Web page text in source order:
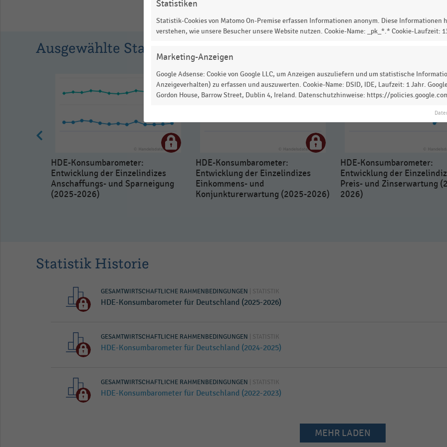
Ausgewählte Statistiken
HDE-Konsumbarometer:
Entwicklung der Einzelindizes
Anschaffungs- und Sparneigung
(2025-2026)
HDE-Konsumbarometer:
Entwicklung der Einzelindizes
Einkommens- und
Konjunkturerwartung (2025-2026)
HDE-Konsumbarometer:
Entwicklung der
Preis- und Zinserwartung
2026)
Statistik Historie
GESAMTWIRTSCHAFTLICHE RAHMENBEDINGUNGEN | STATISTIK
HDE-Konsumbarometer für Deutschland (2025-2026)
GESAMTWIRTSCHAFTLICHE RAHMENBEDINGUNGEN | STATISTIK
HDE-Konsumbarometer für Deutschland (2024-2025)
GESAMTWIRTSCHAFTLICHE RAHMENBEDINGUNGEN | STATISTIK
HDE-Konsumbarometer für Deutschland (2022-2023)
MEHR LADEN
Statistiken
Statistik-Cookies von Matomo On-Premise erfassen Informationen anonym. Diese Informationen
verstehen, wie unsere Besucher unsere Website nutzen. Cookie-Name: _pk_*.* Cookie-Laufzeit:
Marketing-Anzeigen
Google Adsense: Cookie von Google LLC, um Anzeigen auszuliefern und um statistische
Anzeigeverhalten) zu erfassen und auszuwerten. Cookie-Name: DSID, IDE, Laufzeit: 1 Jahr.
Gordon House, Barrow Street, Dublin 4, Ireland. Datenschutzhinweise: https://